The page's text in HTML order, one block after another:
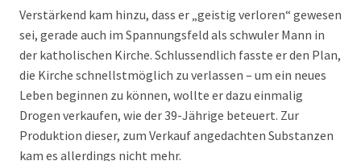
Verstärkend kam hinzu, dass er „geistig verloren“ gewesen
sei, gerade auch im Spannungsfeld als schwuler Mann in
der katholischen Kirche. Schlussendlich fasste er den Plan,
die Kirche schnellstmöglich zu verlassen – um ein neues
Leben beginnen zu können, wollte er dazu einmalig
Drogen verkaufen, wie der 39-Jährige beteuert. Zur
Produktion dieser, zum Verkauf angedachten Substanzen
kam es allerdings nicht mehr.